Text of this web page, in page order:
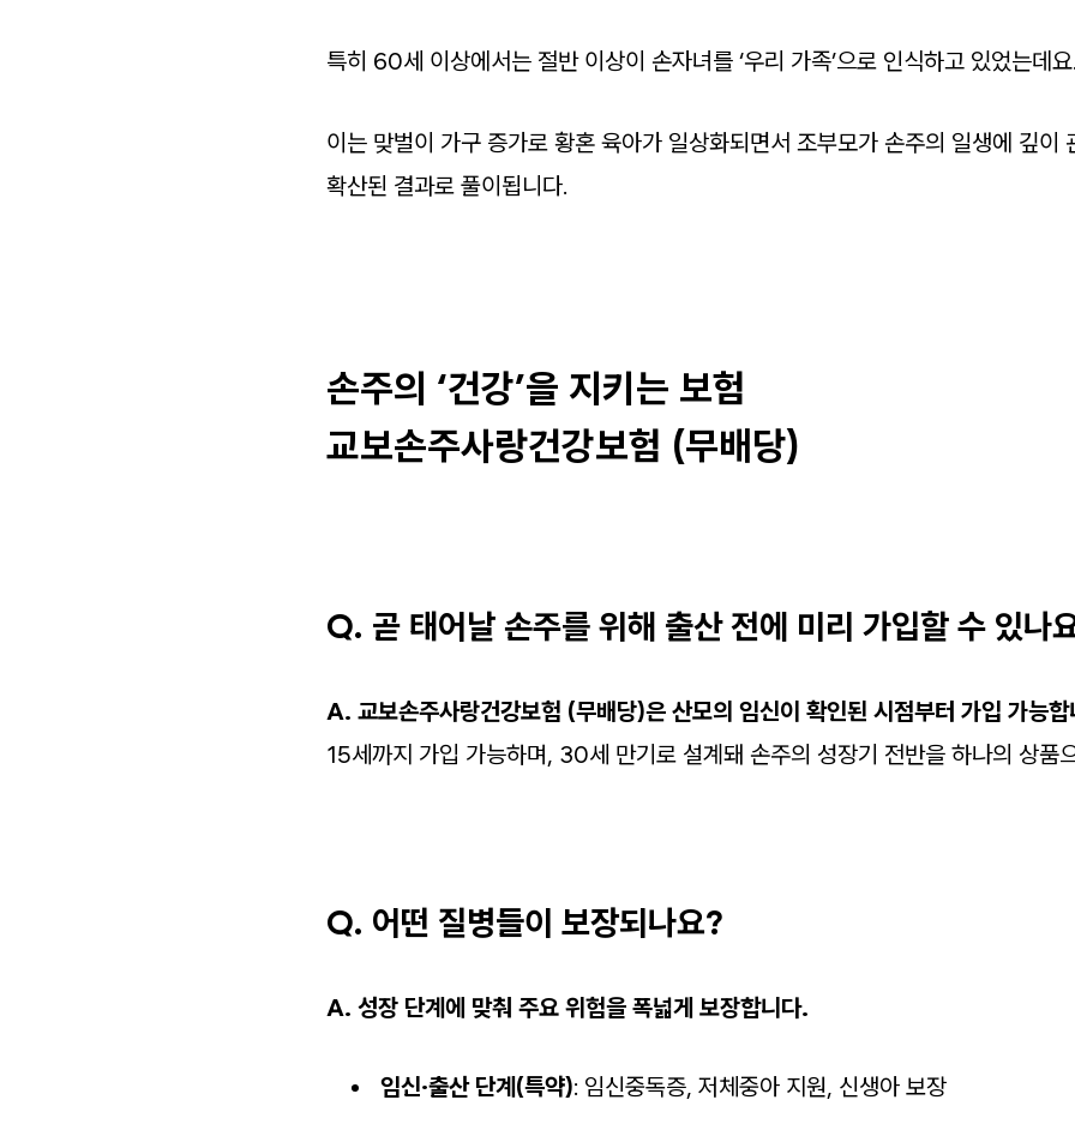
특히 60세 이상에서는 절반 이상이 손자녀를 ‘우리 가족’으로 인식하고 있었는데요.
이는 맞벌이 가구 증가로 황혼 육아가 일상화되면서 조부모가 손주의 일생에 깊이
확산된 결과로 풀이됩니다.
손주의 ‘건강’을 지키는 보험
교보손주사랑건강보험 (무배당)
Q. 곧 태어날 손주를 위해 출산 전에 미리 가입할 수 있나
A. 교보손주사랑건강보험 (무배당)은 산모의 임신이 확인된 시점부터 가입 가능합
15세까지 가입 가능하며, 30세 만기로 설계돼 손주의 성장기 전반을 하나의 상품
Q. 어떤 질병들이 보장되나요?
A. 성장 단계에 맞춰 주요 위험을 폭넓게 보장합니다.
임신·출산 단계(특약): 임신중독증, 저체중아 지원, 신생아 보장